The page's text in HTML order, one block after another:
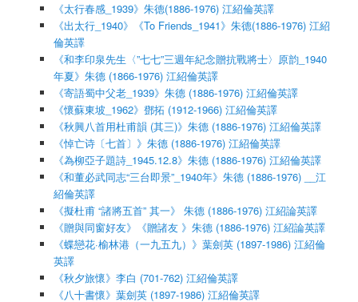
《太行春感_1939》朱德(1886-1976) 江紹倫英譯
《出太行_1940》《To Friends_1941》朱德(1886-1976) 江紹
倫英譯
《和李印泉先生〈”七七”三週年紀念贈抗戰將士〉原韵_1940
年夏》朱德 (1866-1976) 江紹倫英譯
《寄語蜀中父老_1939》朱德 (1886-1976) 江紹倫英譯
《懷蘇東坡_1962》鄧拓 (1912-1966) 江紹倫英譯
《秋興八首用杜甫韻 (其三)》朱德 (1886-1976) 江紹倫英譯
《悼亡诗〔七首〕》朱德 (1886-1976) 江紹倫英譯
《為柳亞子題詩_1945.12.8》朱德 (1886-1976) 江紹倫英譯
《和董必武同志“三台即景”_1940年》朱德 (1886-1976) __江
紹倫英譯
《擬杜甫 “諸將五首” 其一》 朱德 (1886-1976) 江紹論英譯
《贈與同窗好友》《贈諸友 》朱德 (1886-1976) 江紹論英譯
《蝶戀花·榆林港（一九五九）》葉劍英 (1897-1986) 江紹倫
英譯
《秋夕旅懷》李白 (701-762) 江紹倫英譯
《八十書懷》葉劍英 (1897-1986) 江紹倫英譯